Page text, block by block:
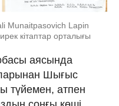
Munaitpasovich Lapin
кітаптар орталығы
аясында
Шығыс
түйемен, атпен